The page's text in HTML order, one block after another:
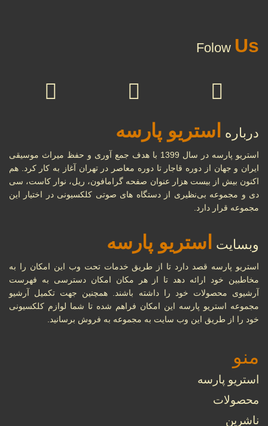
Folow Us
درباره استریو پارسه
استریو پارسه در سال 1399 با هدف جمع آوری و حفظ میراث موسیقی
ایران و جهان از دوره قاجار تا دوره معاصر در تهران آغاز به کار کرد. هم
اکنون بیش از بیست هزار عنوان صفحه گرامافون، ریل، نوار کاست، سی
دی و مجموعه بی‌نظیری از دستگاه های صوتی کلکسیونی در اختیار این
مجموعه قرار دارد.
وبسایت استریو پارسه
استریو پارسه قصد دارد تا از طریق خدمات تحت وب این امکان را به
مخاطبین خود ارائه دهد تا از هر مکان امکان دسترسی به فهرست
آرشیوی محصولات خود را داشته باشند. همچنین جهت تکمیل آرشیو
مجموعه استریو پارسه این امکان فراهم شده تا شما لوازم کلکسیونی
خود را از طریق این وب سایت به مجموعه به فروش برسانید.
منو
استریو پارسه
محصولات
ناشرین